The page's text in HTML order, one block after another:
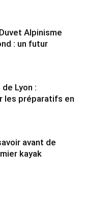
Alpinisme
: un futur
Lyon :
les préparatifs en
avant de
kayak